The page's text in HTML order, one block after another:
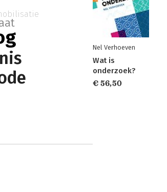
Nel Verhoeven
Wat is
onderzoek?
€ 56,50